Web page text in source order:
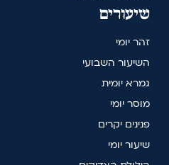
שיעורים
זהר יומי
השיעור השבועי
גמרא יומית
מוסר יומי
פנינים יקרים
שיעור יומי